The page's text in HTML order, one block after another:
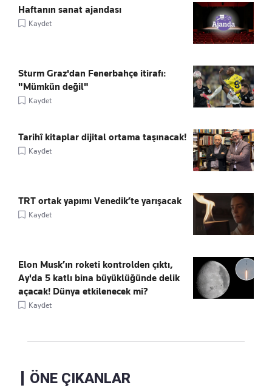
Haftanın sanat ajandası
Kaydet
Sturm Graz'dan Fenerbahçe itirafı:
"Mümkün değil"
Kaydet
Tarihî kitaplar dijital ortama taşınacak!
Kaydet
TRT ortak yapımı Venedik’te yarışacak
Kaydet
Elon Musk’ın roketi kontrolden çıktı,
Ay'da 5 katlı bina büyüklüğünde delik
açacak! Dünya etkilenecek mi?
Kaydet
ÖNE ÇIKANLAR